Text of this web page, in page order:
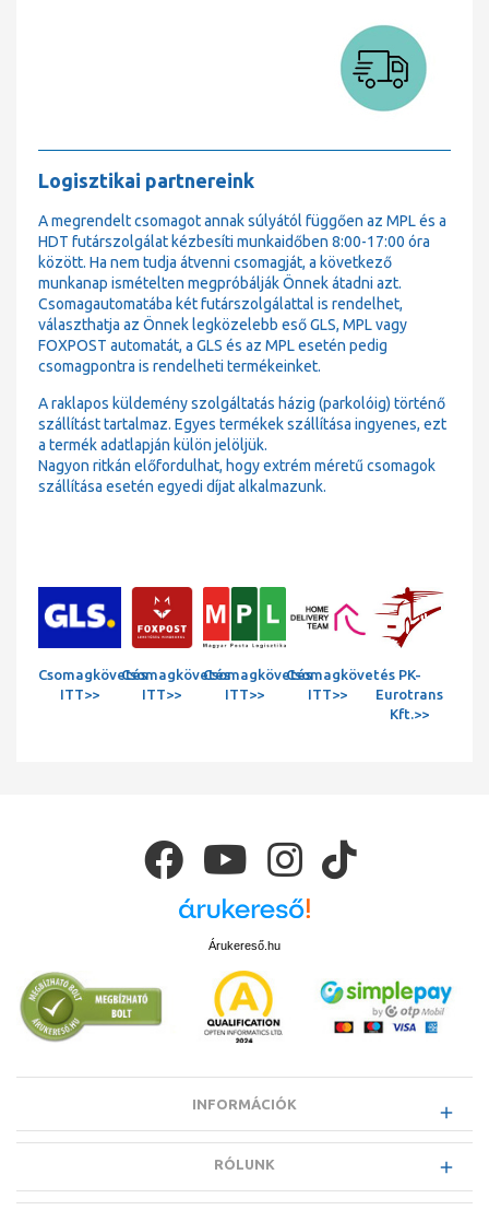
Logisztikai partnereink
A megrendelt csomagot annak súlyától függően az MPL és a
HDT futárszolgálat kézbesíti munkaidőben 8:00-17:00 óra
között. Ha nem tudja átvenni csomagját, a következő
munkanap ismételten megpróbálják Önnek átadni azt.
Csomagautomatába két futárszolgálattal is rendelhet,
választhatja az Önnek legközelebb eső GLS, MPL vagy
FOXPOST automatát, a GLS és az MPL esetén pedig
csomagpontra is rendelheti termékeinket.
A raklapos küldemény szolgáltatás házig (parkolóig) történő
szállítást tartalmaz. Egyes termékek szállítása ingyenes, ezt
a termék adatlapján külön jelöljük.
Nagyon ritkán előfordulhat, hogy extrém méretű csomagok
szállítása esetén egyedi díjat alkalmazunk.
Csomagkövetés
ITT>>
Csomagkövetés
ITT>>
Csomagkövetés
ITT>>
Csomagkövetés
ITT>>
PK-
Eurotrans
Kft.>>
Árukereső.hu
INFORMÁCIÓK
RÓLUNK